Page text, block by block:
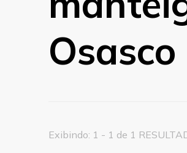
Osasco
Exibindo: 1 - 1 de 1